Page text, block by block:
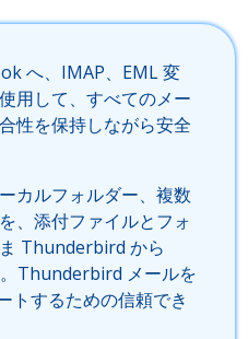
へ、IMAP、EML 変
用して、すべてのメー
性を保持しながら安全
カルフォルダー、複数
、添付ファイルとフォ
Thunderbird から
Thunderbird メールを
トするための信頼でき